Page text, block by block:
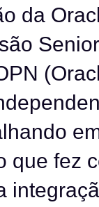
da
que fez